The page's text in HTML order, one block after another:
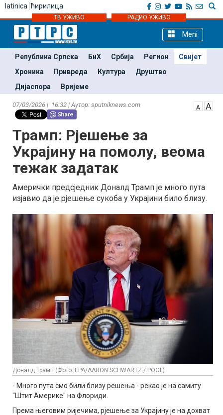
latinica ћирилица
ТВ УЖИВО РАДИО УЖИВО
Meni
Република Српска БиХ Србија Регион
Свијет
Хроника
Привреда Култура
Друштво
Дијаспора
Вријеме
07/03/2026 | 16:32 | Аутор: sputniknews.com
Трамп: Рјешење за
Украјину на помолу, веома
тежак задатак
Амерички предсједник Доналд Трамп је много пута
изјавио да је рјешење сукоба у Украјини било близу.
Доналд Трамп (Фото: EPA/AARON SCHWARTZ / POOL)
- Много пута смо били близу решења - рекао је на самиту
"Штит Америке" на Флориди.
Према његовим ријечима, рјешење за Украјину је на дохват